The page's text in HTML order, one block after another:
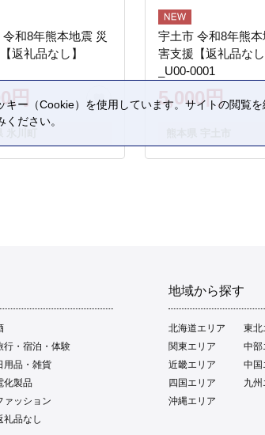
令和8年熊本地震 災
返礼品なし】
円
宇土市 令和8年熊本
害支援【返礼品なし
_U00-0001
5,000円
行・宿泊・体験
用品・雑貨
化製品
ァッション
礼品なし
地域から探す
北海道エリア
東北
関東エリア
中部
近畿エリア
中国
四国エリア
九州
沖縄エリア
ー（Cookie）を使用しています。サイトの閲覧
ください。